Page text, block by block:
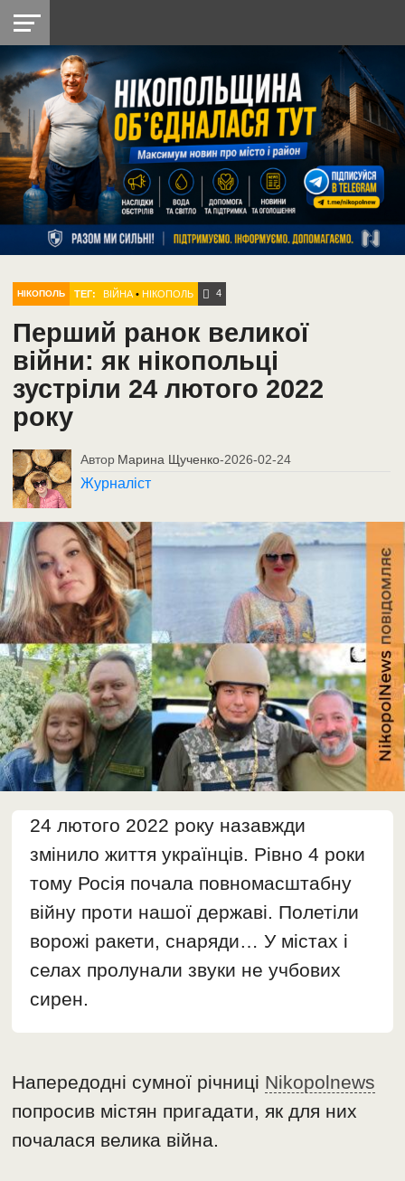
НІКОПОЛЬ
РАЙОН
СІЧЕСЛАВСЬКА
УКРАЇНА
РЕТРО
НІКОПОЛЬ
ЛАЙТ
УКРАЇНА
ДОПОМОГА
РАДІО
НІКОПОЛЬ ТЕГ: ВІЙНА •НІКОПОЛЬ 4
Перший ранок великої
війни: як нікопольці
зустріли 24 лютого 2022
року
Автор Марина Щученко-2026-02-24
Журналіст
24 лютого 2022 року назавжди
змінило життя українців. Рівно 4 роки
тому Росія почала повномасштабну
війну проти нашої державі. Полетіли
ворожі ракети, снаряди… У містах і
селах пролунали звуки не учбових
сирен.
Напередодні сумної річниці Nikopolnews
попросив містян пригадати, як для них
почалася велика війна.